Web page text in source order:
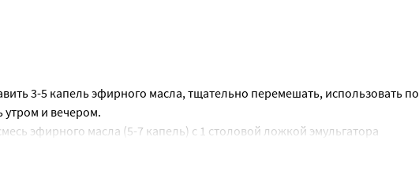
3-5 капель эфирного масла, тщательно перемешать, использовать по
и вечером.
эфирного масла (5-7 капель) с 1 столовой ложкой эмульгатора